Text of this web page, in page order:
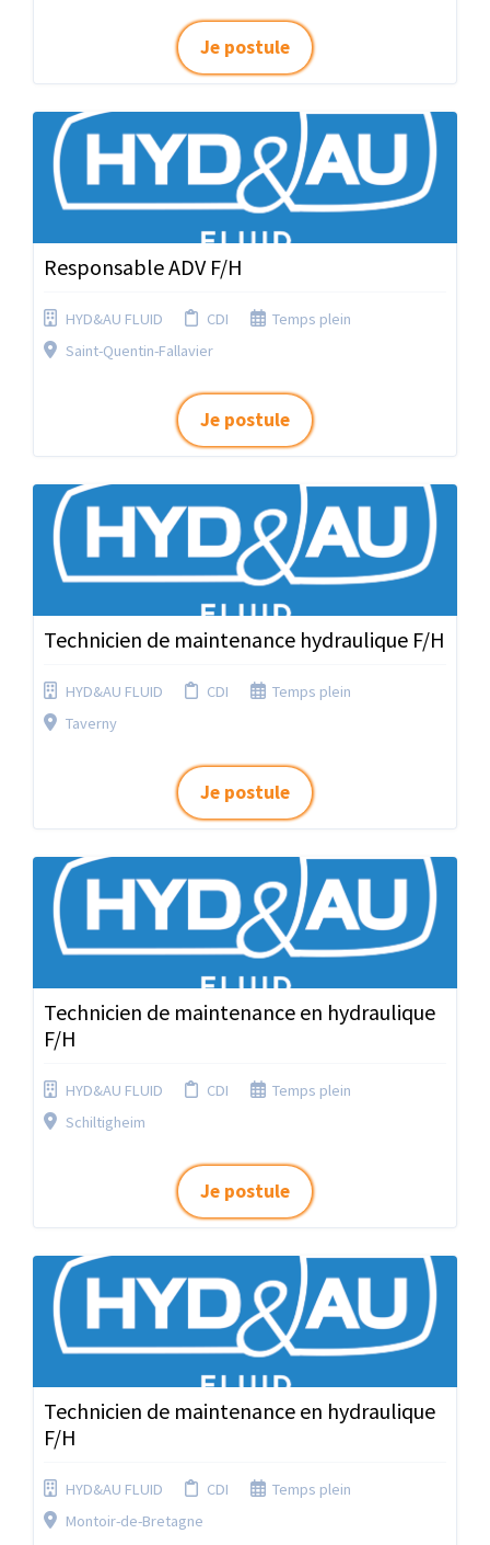
Je postule
Responsable ADV F/H
HYD&AU FLUID CDI
Temps plein
Saint-Quentin-Fallavier
Je postule
Technicien de maintenance hydraulique F/H
HYD&AU FLUID CDI
Temps plein
Taverny
Je postule
Technicien de maintenance en hydraulique
F/H
HYD&AU FLUID CDI
Temps plein
Schiltigheim
Je postule
Technicien de maintenance en hydraulique
F/H
HYD&AU FLUID CDI
Temps plein
Montoir-de-Bretagne